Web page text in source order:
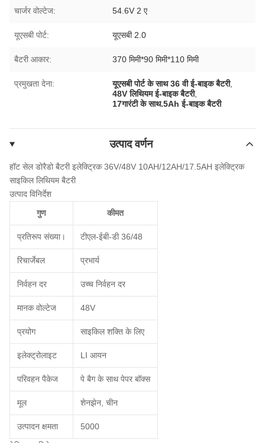
चार्जर वोल्टेज: 54.6V 2 ए
यूएसबी पोर्ट: यूएसबी 2.0
बैटरी आकार: 370 मिमी*90 मिमी*110 मिमी
प्रमुखता देना: यूएसबी पोर्ट के साथ 36 वी ई-बाइक बैटरी,
48V लिथियम ई-बाइक बैटरी,
17गारंटी के साथ.5Ah ई-बाइक बैटरी
उत्पाद वर्णन
हॉट सेल डोरैडो बैटरी इलेक्ट्रिक 36V/48V 10AH/12AH/17.5AH इलेक्ट्रिक
साइकिल लिथियम बैटरी
उत्पाद विनिर्देश
गुण
कीमत
प्रतिरूप संख्या। टीएल-ईबी-डी 36/48
रिचार्जेबल प्रभार्य
निर्वहन दर उच्च निर्वहन दर
मानक वोल्टेज 48V
प्रयोग साइकिल शक्ति के लिए
इलेक्ट्रोलाइट LI आयन
परिवहन पैकेज पे बैग के साथ पेपर बॉक्स
मूल शेनझेन, चीन
उत्पादन क्षमता
5000